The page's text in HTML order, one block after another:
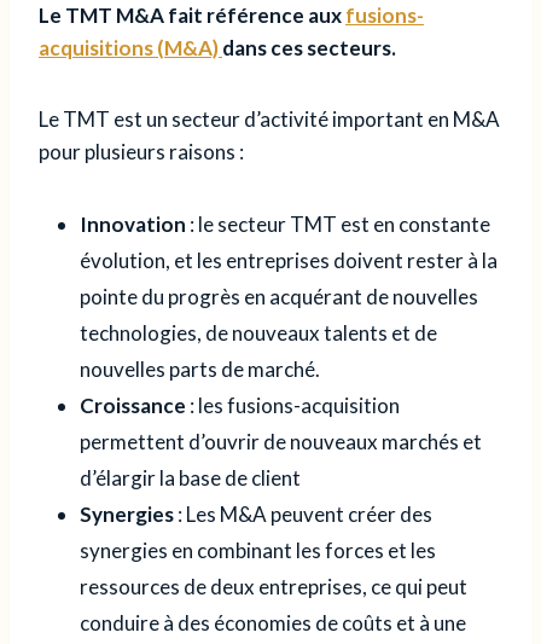
Le TMT M&A fait référence auxfusions-
acquisitions (M&A)dans ces secteurs.
Le TMT est un secteur d’activité important en M&A
pour plusieurs raisons :
Innovation : le secteur TMT est en constante
évolution, et les entreprises doivent rester à la
pointe du progrès en acquérant de nouvelles
technologies, de nouveaux talents et de
nouvelles parts de marché.
Croissance : les fusions-acquisition
permettent d’ouvrir de nouveaux marchés et
d’élargir la base de client
Synergies: Les M&A peuvent créer des
synergies en combinant les forces et les
ressources de deux entreprises, ce qui peut
conduire à des économies de coûts et à une